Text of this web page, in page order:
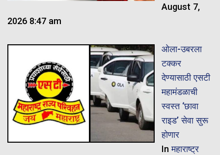
August 7,
2026 8:47 am
ओला-उबरला
टक्कर
देण्यासाठी एसटी
महामंडळाची
स्वस्त ‘छावा
राइड’ सेवा सुरू
होणार
Inमहाराष्ट्र